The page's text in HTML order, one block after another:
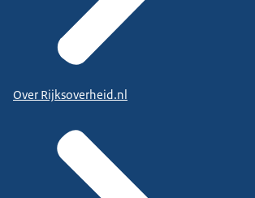
Over Rijksoverheid.nl